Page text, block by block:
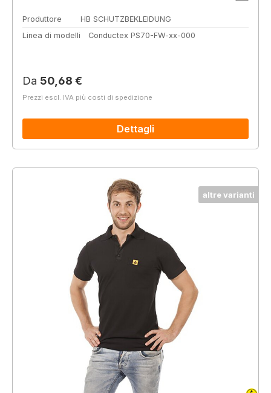
Produttore
HB SCHUTZBEKLEIDUNG
Linea di modelli
Conductex PS70-FW-xx-000
Prezzo normale:
Da 50,68 €
Prezzi escl. IVA più costi di spedizione
Dettagli
altre varianti